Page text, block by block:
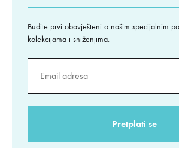
Budite prvi obavješteni o našim specijalnim
kolekcijama i sniženjima.